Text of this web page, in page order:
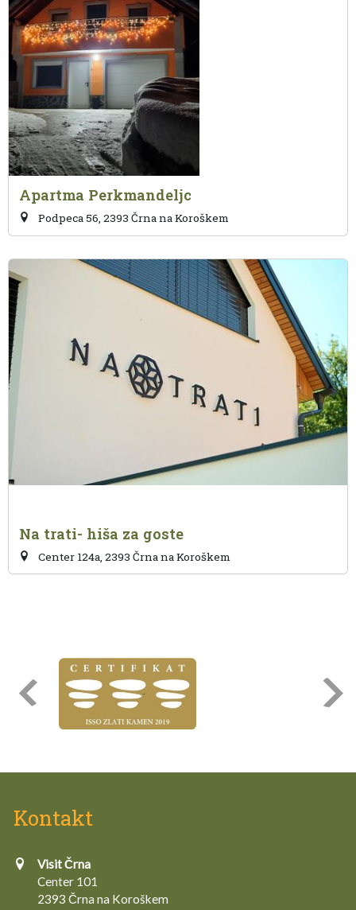
Apartma Perkmandeljc
Podpeca 56, 2393 Črna na Koroškem
Na trati- hiša za goste
Center 124a, 2393 Črna na Koroškem
Kontakt
Visit Črna
Center 101
2393 Črna na Koroškem